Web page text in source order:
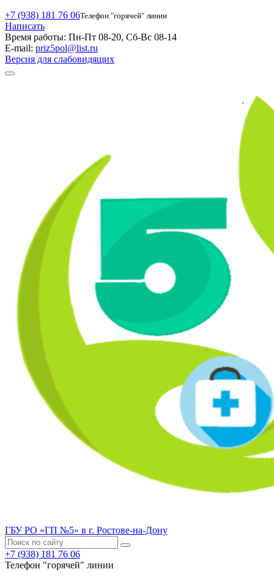
+7 (938) 181 76 06Телефон "горячей" линии
Написать
Время работы: Пн-Пт 08-20, Сб-Вс 08-14
E-mail: priz5pol@list.ru
Версия для слабовидящих
ГБУ РО «ГП №5» в г. Ростове-на-Дону
+7 (938) 181 76 06
Телефон "горячей" линии